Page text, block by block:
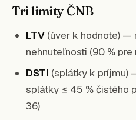
Tri limity ČNB
LTV(úver k hodnote) —
nehnuteľnosti (90 %
DSTI (splátky k príjmu)
splátky ≤ 45 % čistého
36)